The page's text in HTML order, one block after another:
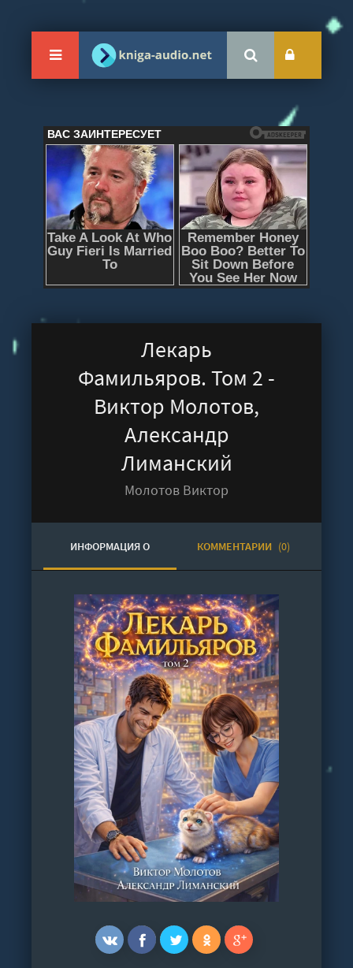
Лекарь
Фамильяров. Том 2 -
Виктор Молотов,
Александр
Лиманский
Молотов Виктор
ИНФОРМАЦИЯ О
АУДИОКНИГЕ
КОММЕНТАРИИ (0)